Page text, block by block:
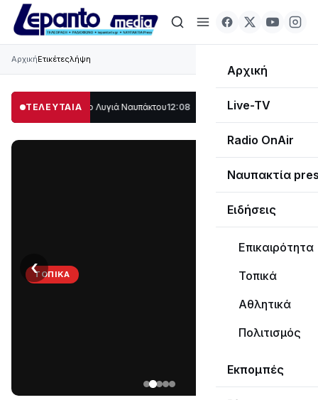
Αρχική
Live-TV
Radio OnAir
Ναυπακτία
Ειδήσεις
Επικαιρότητα
Τοπικά
Αθλητικά
Πολιτισμός
Εκπομπές
ΑρχικήΕτικέτεςλήψη
ΤΕΛΕΥΤΑΙΑ
μέρος στο Λυγιά Ναυπάκτου12:08 Σε τροχιά υλοποίησης η Παράκαμψη
ΤΟΠΙΚΆ
‹